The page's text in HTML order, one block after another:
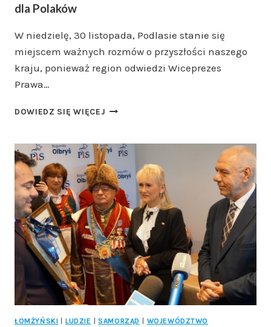
dla Polaków
W niedzielę, 30 listopada, Podlasie stanie się
miejscem ważnych rozmów o przyszłości naszego
kraju, ponieważ region odwiedzi Wiceprezes
Prawa…
DOWIEDZ SIĘ WIĘCEJ ANNA
PODLASKIM
W
NIEDZIELĘ
–
SPOTKANIA
PEŁNE
ENERGII,
ROZMÓW
I
PROGRAMU
DLA
POLAKÓW
ŁOMŻYŃSKI | LUDZIE | SAMORZĄD | WOJEWÓDZTWO